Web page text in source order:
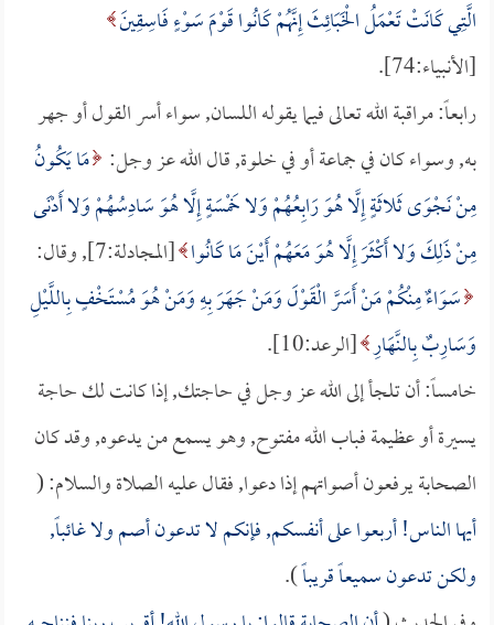
الَّتِي كَانَتْ تَعْمَلُ الْخَبَائِثَ إِنَّهُمْ كَانُوا قَوْمَ سَوْءٍ فَاسِقِينَ
[الأنبياء:74].
رابعاً: مراقبة الله تعالى فيما يقوله اللسان, سواء أسر القول أو جهر
به, وسواء كان في جماعة أو في خلوة, قال الله عز وجل: مَا يَكُونُ
مِنْ نَجْوَى ثَلاثَةٍ إِلَّا هُوَ رَابِعُهُمْ وَلا خَمْسَةٍ إِلَّا هُوَ سَادِسُهُمْ وَلا أَدْنَى
مِنْ ذَلِكَ وَلا أَكْثَرَ إِلَّا هُوَ مَعَهُمْ أَيْنَ مَا كَانُوا [المجادلة:7], وقال:
سَوَاءٌ مِنْكُمْ مَنْ أَسَرَّ الْقَوْلَ وَمَنْ جَهَرَ بِهِ وَمَنْ هُوَ مُسْتَخْفٍ بِاللَّيْلِ
وَسَارِبٌ بِالنَّهَارِ [الرعد:10].
خامساً: أن تلجأ إلى الله عز وجل في حاجتك, إذا كانت لك حاجة
يسيرة أو عظيمة فباب الله مفتوح, وهو يسمع من يدعوه, وقد كان
الصحابة يرفعون أصواتهم إذا دعوا, فقال عليه الصلاة والسلام: (
أيها الناس! أربعوا على أنفسكم, فإنكم لا تدعون أصم ولا غائباً,
ولكن تدعون سميعاً قريباً).